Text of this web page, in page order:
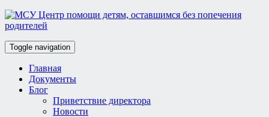
Toggle navigation
Главная
Документы
Блог
Приветствие директора
Новости